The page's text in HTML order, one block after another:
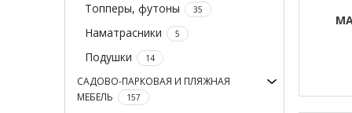
Топперы, футоны 35
Наматрасники 5
Подушки 14
САДОВО-ПАРКОВАЯ И ПЛЯЖНАЯ
МЕБЕЛЬ
157